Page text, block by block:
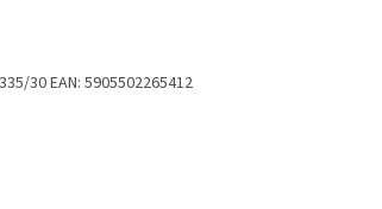
30EAN: 5905502265412